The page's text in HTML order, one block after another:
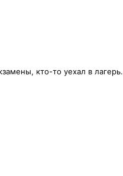
кто-то уехал в лагерь.